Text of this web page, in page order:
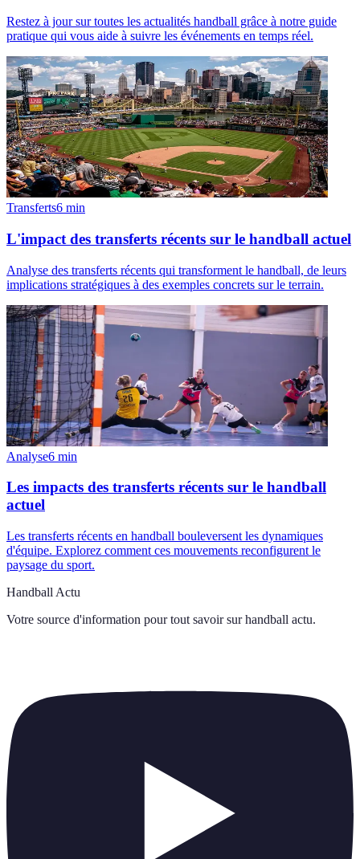
Restez à jour sur toutes les actualités handball grâce à notre guide
pratique qui vous aide à suivre les événements en temps réel.
Transferts6 min
L'impact des transferts récents sur le handball actuel
Analyse des transferts récents qui transforment le handball, de leurs
implications stratégiques à des exemples concrets sur le terrain.
Analyse6 min
Les impacts des transferts récents sur le handball
actuel
Les transferts récents en handball bouleversent les dynamiques
d'équipe. Explorez comment ces mouvements reconfigurent le
paysage du sport.
Handball Actu
Votre source d'information pour tout savoir sur handball actu.